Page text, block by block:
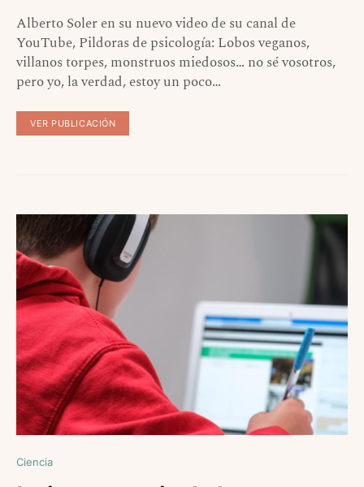
Alberto Soler en su nuevo video de su canal de
YouTube, Pildoras de psicología: Lobos veganos,
villanos torpes, monstruos miedosos… no sé vosotros,
pero yo, la verdad, estoy un poco…
VER PUBLICACIÓN
Ciencia